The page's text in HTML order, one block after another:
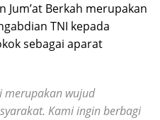
Jum’at Berkah merupakan
TNI kepada
sebagai aparat
merupakan wujud
Kami ingin berbagi